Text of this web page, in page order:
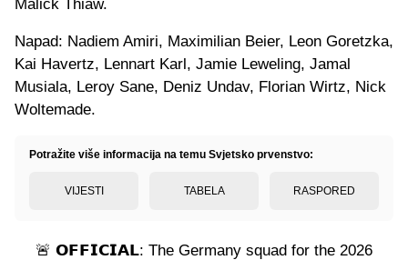
Malick Thiaw.
Napad: Nadiem Amiri, Maximilian Beier, Leon Goretzka,
Kai Havertz, Lennart Karl, Jamie Leweling, Jamal
Musiala, Leroy Sane, Deniz Undav, Florian Wirtz, Nick
Woltemade.
Potražite više informacija na temu Svjetsko prvenstvo:
VIJESTI TABELA RASPORED
🚨 𝗢𝗙𝗙𝗜𝗖𝗜𝗔𝗟: The Germany squad for the 2026